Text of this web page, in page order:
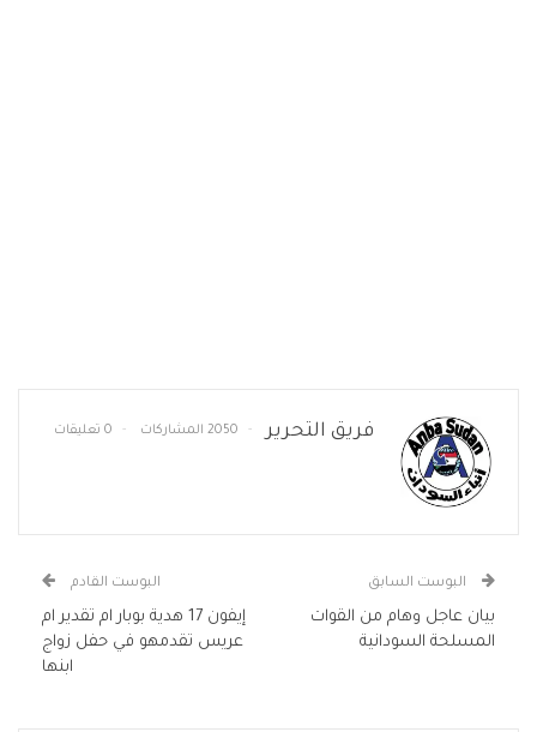
فريق التحرير 2050 المشاركات 0 تعليقات
البوست السابق
بيان عاجل وهام من القوات
المسلحة السودانية
البوست القادم
إيفون 17 هدية بوبار ام تقدير ام
عريس تقدمهو في حفل زواج
ابنها